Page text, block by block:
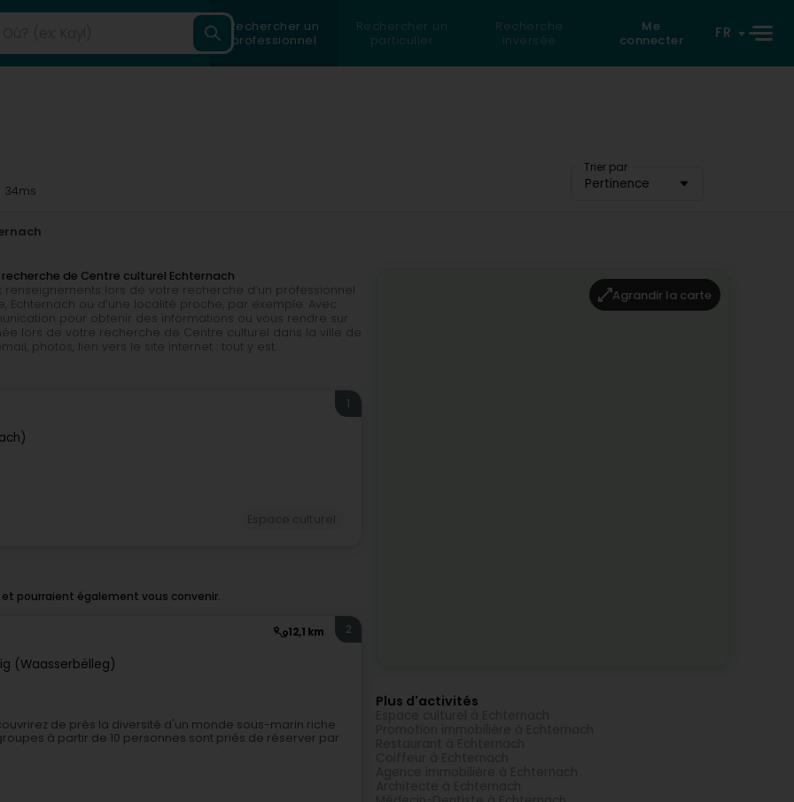
Rechercher un
professionnel
Rechercher un
particulier
Recherche
inversée
Me
connecter
FR
Trier par
Pertinence
34ms
de Centre culturel Echternach
lors de votre recherche d’un professionnel
ou d’une localité proche, par exemple. Avec
pour obtenir des informations ou vous rendre sur
lors de votre recherche de Centre culturel dans la ville de
photos, lien vers le site internet : tout y est.
1
pourraient également vous convenir.
12,1 km
(Waasserbëlleg)
2
de près la diversité d'un monde sous-marin riche
à partir de 10 personnes sont priés de réserver par
Agrandir la carte
Plus d'activités